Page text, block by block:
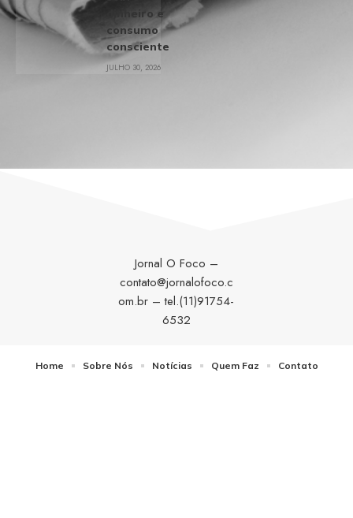
dinheiro e
consumo
consciente
JULHO 30, 2026
Jornal O Foco –
contato@jornalofoco.c
om.br – tel.(11)91754-
6532
Home Sobre Nós Notícias Quem Faz Contato